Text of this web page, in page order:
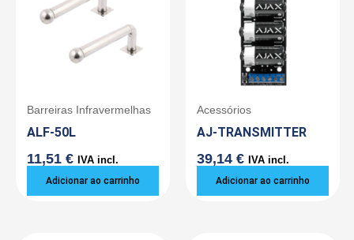
Barreiras Infravermelhas
ALF-50L
11,51 € IVA incl.
Adicionar ao carrinho
Acessórios
AJ-TRANSMITTER
39,14 € IVA incl.
Adicionar ao carrinho